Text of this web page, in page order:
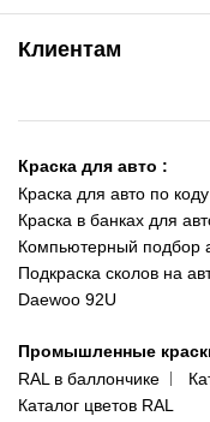
ул. Рабочая, 2-а
093 611-39-23
(ориентир: Интайм
Одесса
пр-т Акад. Глушко, 29
066 554-97-70
Клиентам
Доставка и оплата
Сотрудничество
Наши публикации
Публичная оферта
Политика
Краска для авто :
Краска для авто по
Краска в банках для
Компьютерный подбор
Подкраска сколов на
Daewoo 92U
Промышленные
RAL в баллончике
Каталог цветов RAL